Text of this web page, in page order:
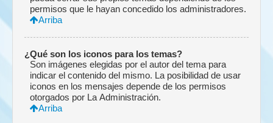
permisos que le hayan concedido los administradores.
Arriba
¿Qué son los iconos para los temas?
Son imágenes elegidas por el autor del tema para
indicar el contenido del mismo. La posibilidad de usar
iconos en los mensajes depende de los permisos
otorgados por La Administración.
Arriba